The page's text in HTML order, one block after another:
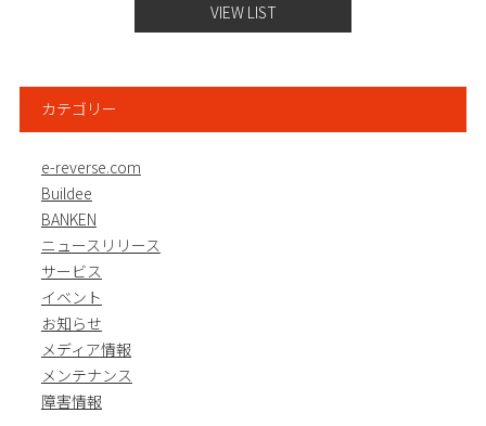
VIEW LIST
カテゴリー
e-reverse.com
Buildee
BANKEN
ニュースリリース
サービス
イベント
お知らせ
メディア情報
メンテナンス
障害情報